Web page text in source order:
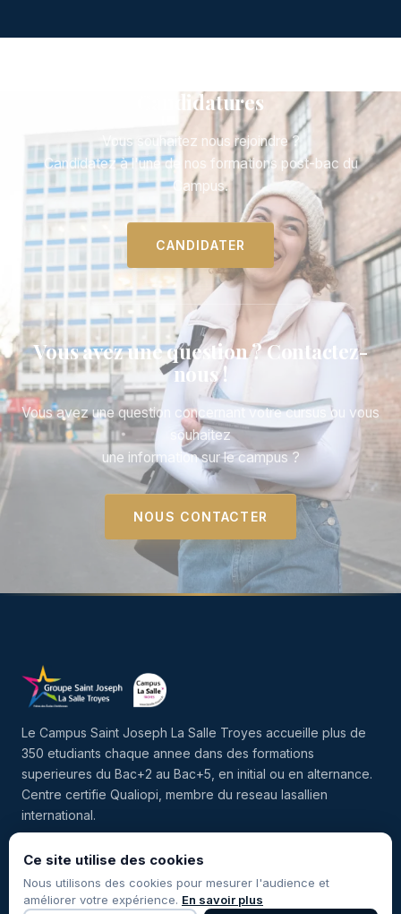
Candidatures
Vous souhaitez nous rejoindre ?
Candidatez à l'une de nos formations post-bac du
Campus.
CANDIDATER
Vous avez une question ? Contactez-
nous !
Vous avez une question concernant votre cursus ou vous
souhaitez
une information sur le campus ?
NOUS CONTACTER
Le Campus Saint Joseph La Salle Troyes accueille plus de
350 etudiants chaque annee dans des formations
superieures du Bac+2 au Bac+5, en initial ou en alternance.
Centre certifie Qualiopi, membre du reseau lasallien
international.
Ce site utilise des cookies
Nous utilisons des cookies pour mesurer l'audience et
améliorer votre expérience. En savoir plus